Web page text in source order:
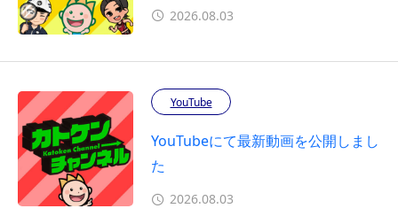
2026.08.03
YouTube
YouTubeにて最新動画を公開しまし
た
2026.08.03